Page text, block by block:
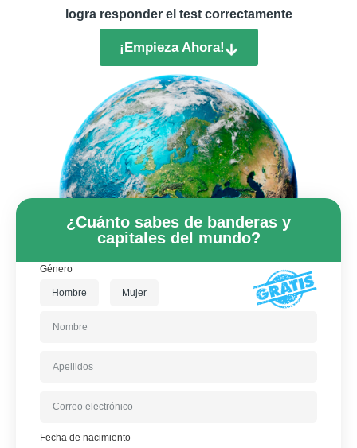
logra responder el test correctamente
¡Empieza Ahora!
¿Cuánto sabes de banderas y
capitales del mundo?
Género
Hombre Mujer
Fecha de nacimiento